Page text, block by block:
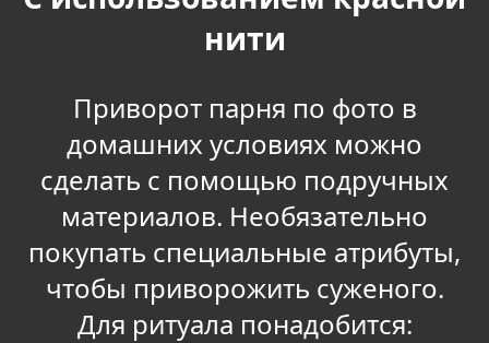
нити
Приворот парня по фото в
домашних условиях можно
сделать с помощью подручных
материалов. Необязательно
покупать специальные атрибуты,
чтобы приворожить суженого.
Для ритуала понадобится: